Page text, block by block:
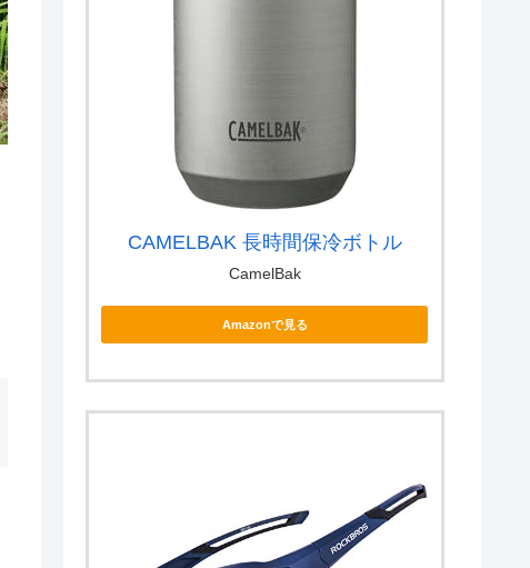
CAMELBAK 長時間保冷ボトル
CamelBak
Amazonで見る